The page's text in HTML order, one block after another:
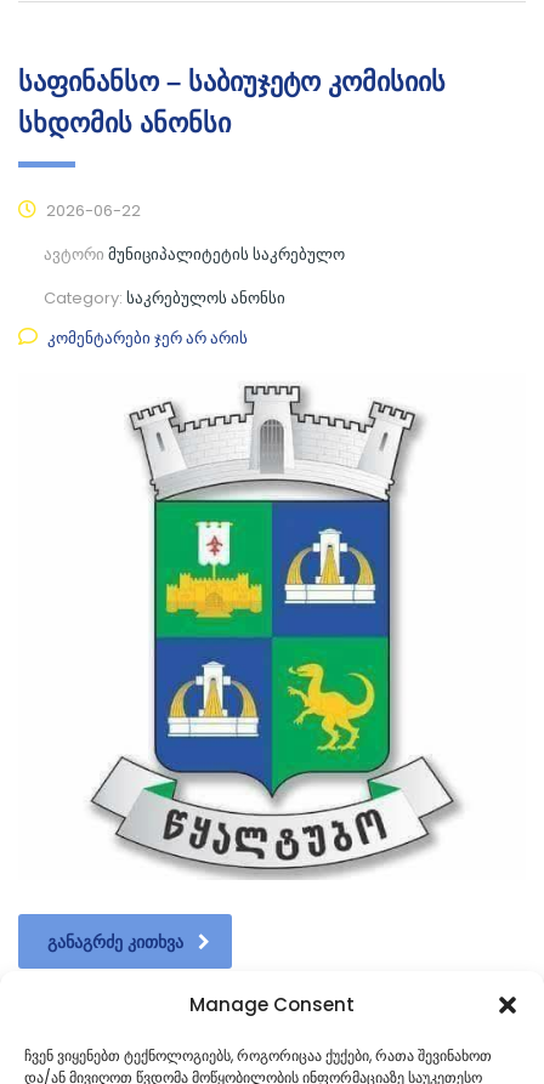
Manage Consent
ჩვენ ვიყენებთ ტექნოლოგიებს, როგორიცაა ქუქები, რათა შევინახოთ
და/ან მივიღოთ წვდომა მოწყობილობის ინფორმაციაზე საუკეთესო
საფინანსო – საბიუჯეტო კომისიის
სხდომის ანონსი
2026-06-22
ავტორი მუნიციპალიტეტის საკრებულო
Category: საკრებულოს ანონსი
კომენტარები ჯერ არ არის
ᲒᲐᲜᲐᲒᲠᲫᲔ ᲙᲘᲗᲮᲕᲐ